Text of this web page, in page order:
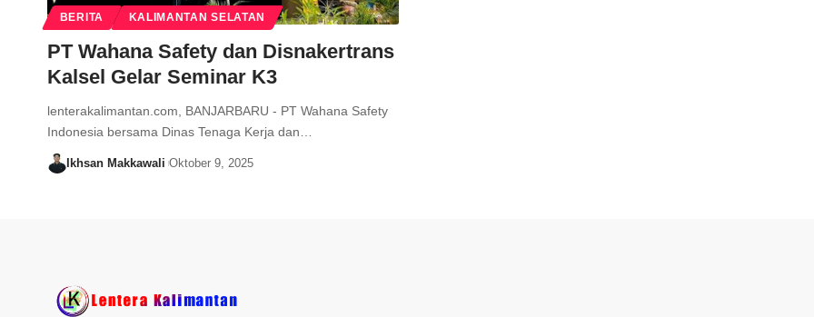
BERITA KALIMANTAN SELATAN
PT Wahana Safety dan Disnakertrans
Kalsel Gelar Seminar K3
lenterakalimantan.com, BANJARBARU - PT Wahana Safety
Indonesia bersama Dinas Tenaga Kerja dan…
Ikhsan Makkawali Oktober 9, 2025